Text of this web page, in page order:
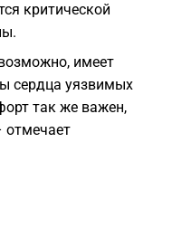
критической
имеет
сердца уязвимых
так же важен,
отмечает